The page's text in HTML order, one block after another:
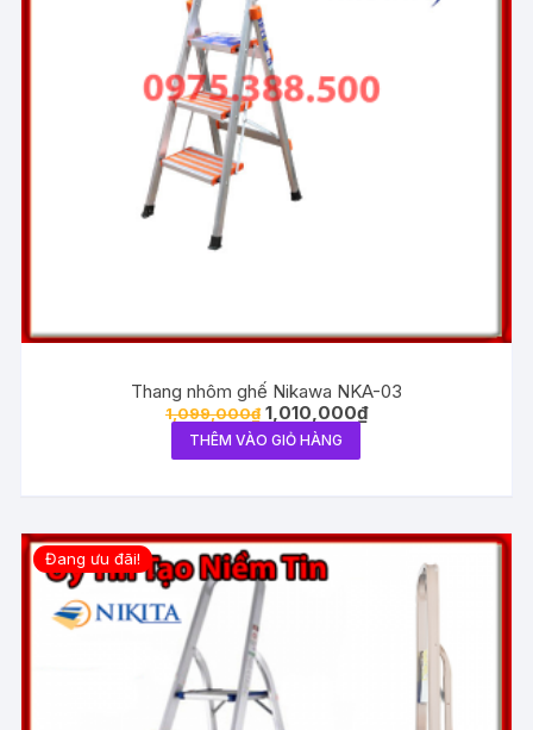
Thang nhôm ghế Nikawa NKA-03
1,099,000₫ 1,010,000₫
THÊM VÀO GIỎ HÀNG
Đang ưu đãi!